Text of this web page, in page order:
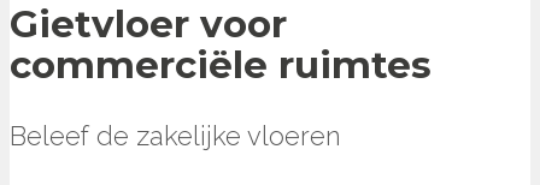
Gietvloer voor
commerciële ruimtes
Beleef de zakelijke vloeren